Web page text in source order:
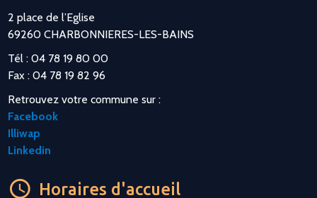
2 place de l’Eglise
69260 CHARBONNIERES-LES-BAINS
Tél : 04 78 19 80 00
Fax : 04 78 19 82 96
Retrouvez votre commune sur :
Facebook
Illiwap
Linkedin
Horaires d'accueil